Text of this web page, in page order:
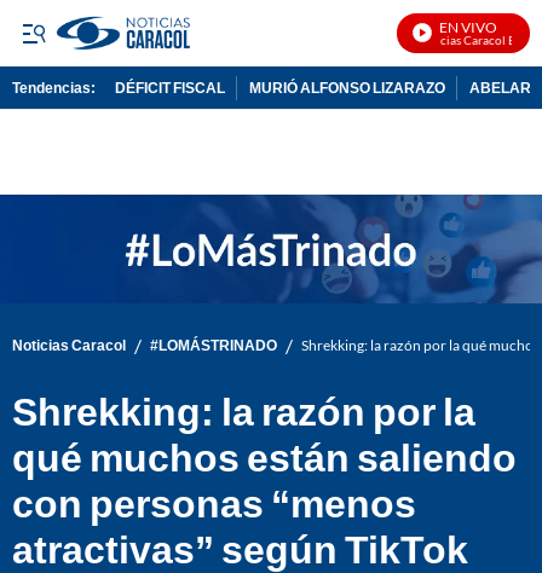
EN VIVO
Noticias Caracol En Vivo
Tendencias: DÉFICIT FISCAL MURIÓ ALFONSO LIZARAZO
Noticias Caracol / #LOMÁSTRINADO / Shrekking: la razón por la qué
Shrekking: la razón por la
qué muchos están saliendo
con personas “menos
atractivas” según TikTok